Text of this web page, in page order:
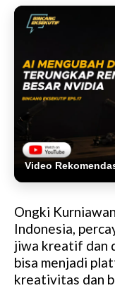
Video
Ongki
Indonesia,
jiwa kreatif dan
bisa menjadi
kreativitas dan